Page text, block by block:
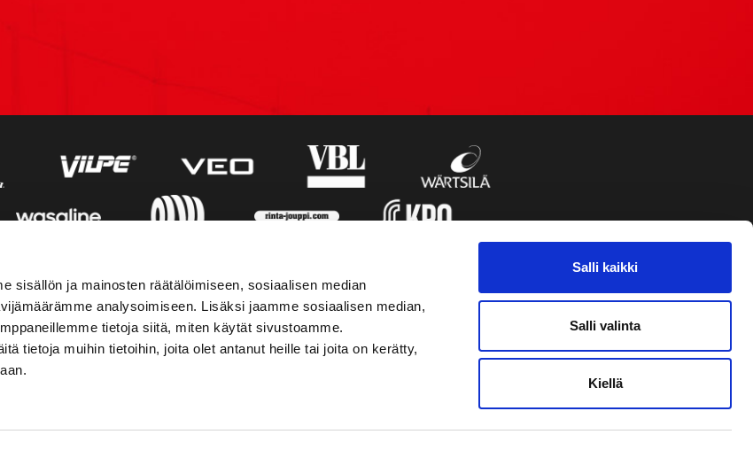
sisällön ja mainosten räätälöimiseen, sosiaalisen median
analysoimiseen. Lisäksi jaamme sosiaalisen median,
tietoja siitä, miten käytät sivustoamme.
tietoja muihin tietoihin, joita olet antanut heille tai joita on kerätty,
Salli kaikki
Salli valinta
Kiellä
SOSIAALINEN MEDIA VAASAN SPORT UUTISKIRJE